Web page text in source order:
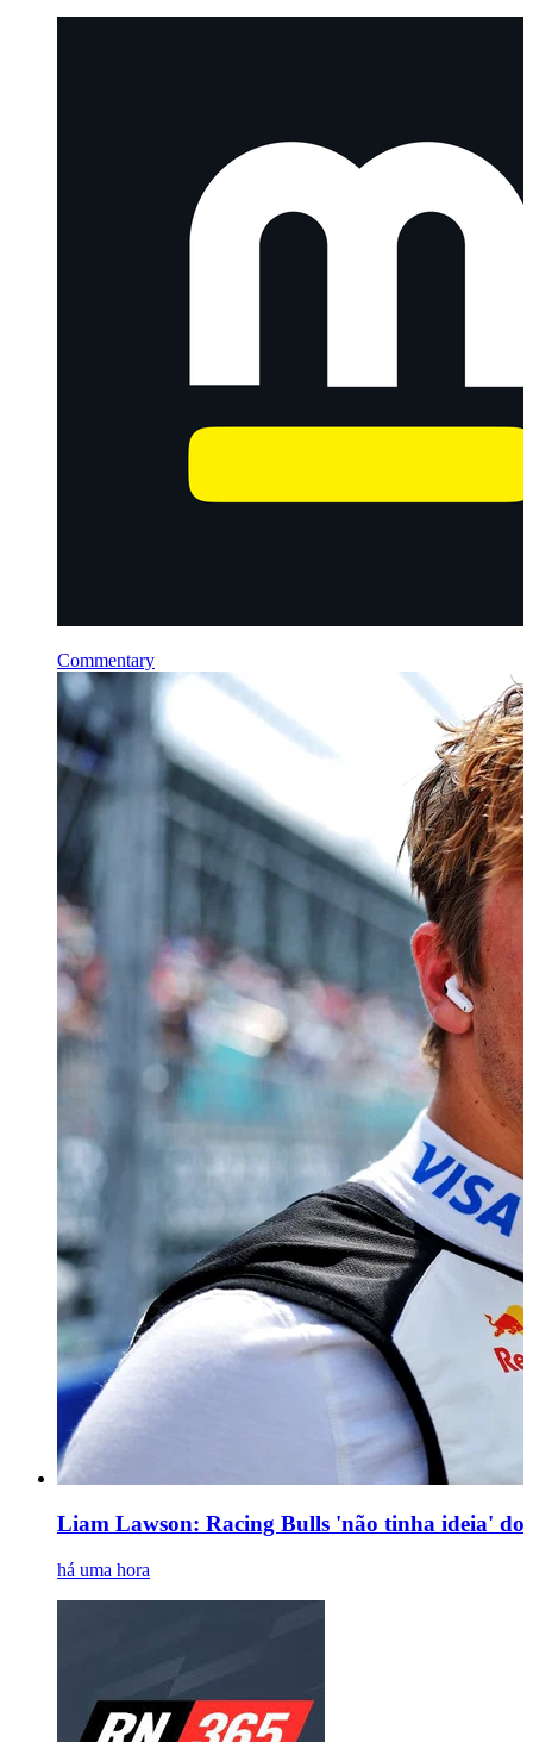
Commentary
Liam Lawson: Racing Bulls 'não tinha ideia'
há uma hora